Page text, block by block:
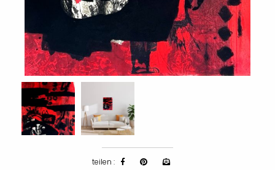
teilen :